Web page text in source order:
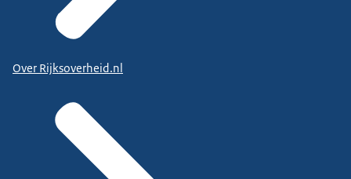
Over Rijksoverheid.nl